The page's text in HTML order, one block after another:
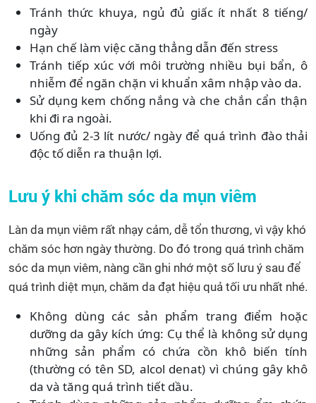
Tránh thức khuya, ngủ đủ giấc ít nhất 8 tiếng/
ngày
Hạn chế làm việc căng thẳng dẫn đến stress
Tránh tiếp xúc với môi trường nhiều bụi bẩn, ô
nhiễm để ngăn chặn vi khuẩn xâm nhập vào da.
Sử dụng kem chống nắng và che chắn cẩn thận
khi đi ra ngoài.
Uống đủ 2-3 lít nước/ ngày để quá trình đào thải
độc tố diễn ra thuận lợi.
Lưu ý khi chăm sóc da mụn viêm
Làn da mụn viêm rất nhạy cảm, dễ tổn thương, vì vậy khó
chăm sóc hơn ngày thường. Do đó trong quá trình chăm
sóc da mụn viêm, nàng cần ghi nhớ một số lưu ý sau để
quá trình diệt mụn, chăm da đạt hiệu quả tối ưu nhất nhé.
Không dùng các sản phẩm trang điểm hoặc
dưỡng da gây kích ứng: Cụ thể là không sử dụng
những sản phẩm có chứa cồn khô biến tính
(thường có tên SD, alcol denat) vì chúng gây khô
da và tăng quá trình tiết dầu.